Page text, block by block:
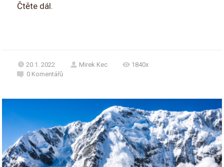
Čtěte dál.
20.1. 2022 Mirek Kec
1840x
0 Komentářů